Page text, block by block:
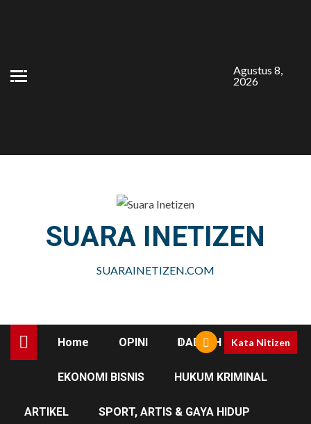
Agustus 8,
2026
SUARA INETIZEN
SUARAINETIZEN.COM
Home OPINI DAERAH
EKONOMI BISNIS HUKUM KRIMINAL
ARTIKEL SPORT, ARTIS & GAYA HIDUP
Kata Nitizen